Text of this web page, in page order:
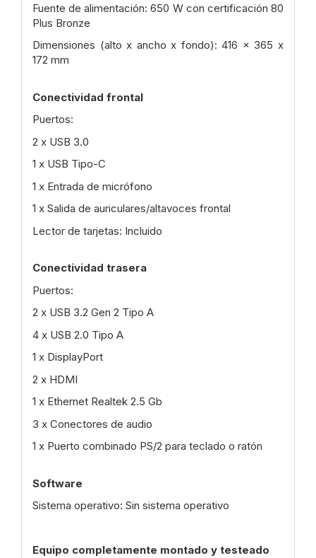
Fuente de alimentación: 650 W con certificación 80
Plus Bronze
Dimensiones (alto x ancho x fondo): 416 x 365 x
172 mm
Conectividad frontal
Puertos:
2 x USB 3.0
1 x USB Tipo-C
1 x Entrada de micrófono
1 x Salida de auriculares/altavoces frontal
Lector de tarjetas: Incluido
Conectividad trasera
Puertos:
2 x USB 3.2 Gen 2 Tipo A
4 x USB 2.0 Tipo A
1 x DisplayPort
2 x HDMI
1 x Ethernet Realtek 2.5 Gb
3 x Conectores de audio
1 x Puerto combinado PS/2 para teclado o ratón
Software
Sistema operativo: Sin sistema operativo
Equipo completamente montado y testeado